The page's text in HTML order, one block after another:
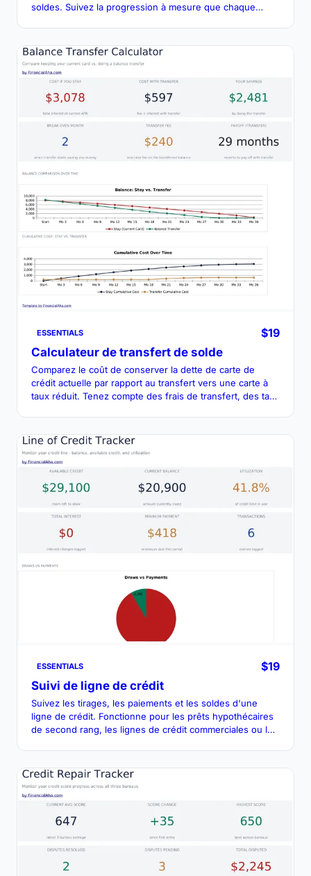
soldes. Suivez la progression à mesure que chaque
ESSENTIALS
$19
Calculateur de transfert de solde
Comparez le coût de conserver la dette de carte de
crédit actuelle par rapport au transfert vers une carte à
taux réduit. Tenez compte des frais de transfert, des taux
ESSENTIALS
$19
Suivi de ligne de crédit
Suivez les tirages, les paiements et les soldes d'une
ligne de crédit. Fonctionne pour les prêts hypothécaires
de second rang, les lignes de crédit commerciales ou les